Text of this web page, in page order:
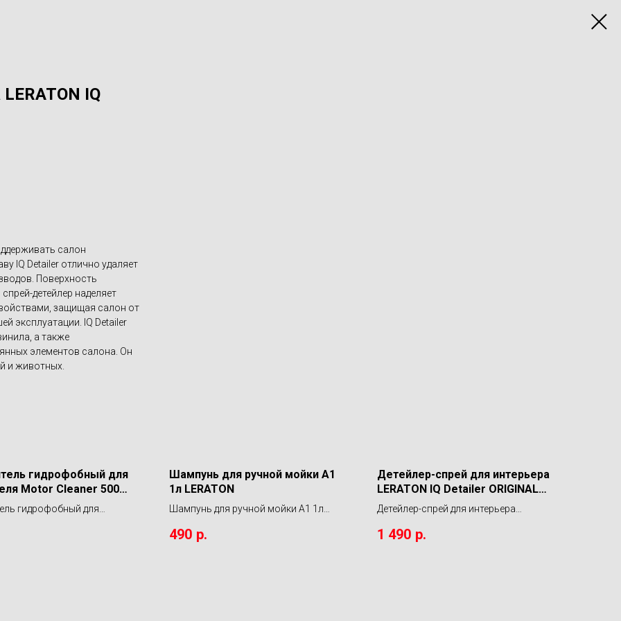
IQ
салон
IQ Detailer отлично удаляет
Поверхность
детейлер наделяет
защищая салон от
эксплуатации. IQ Detailer
а также
элементов салона. Он
и животных.
гидрофобный для
Motor Cleaner 500
DETAILER MOTOR
гидрофобный для
Шампунь для ручной мойки A1
1л LERATON
Шампунь для ручной мойки A1 1л
490 р.
Детейлер-спрей для интерьера
LERATON IQ Detailer ORIGINAL
3,8л
Детейлер-спрей для интерьера
1 490 р.